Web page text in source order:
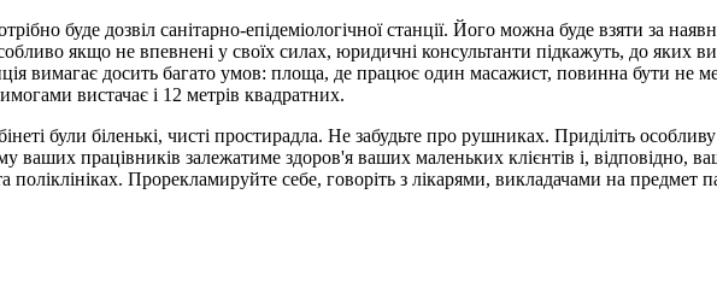
буде дозвіл санітарно-епідеміологічної станції. Його можна буде взяти за
якщо не впевнені у своїх силах, юридичні консультанти підкажуть, до яких
вимагає досить багато умов: площа, де працює один масажист, повинна бути не
вистачає і 12 метрів квадратних.
були біленькі, чисті простирадла. Не забудьте про рушниках. Приділіть
ваших працівників залежатиме здоров'я ваших маленьких клієнтів і, відповідно,
Прорекламируйте себе, говоріть з лікарями, викладачами на предмет